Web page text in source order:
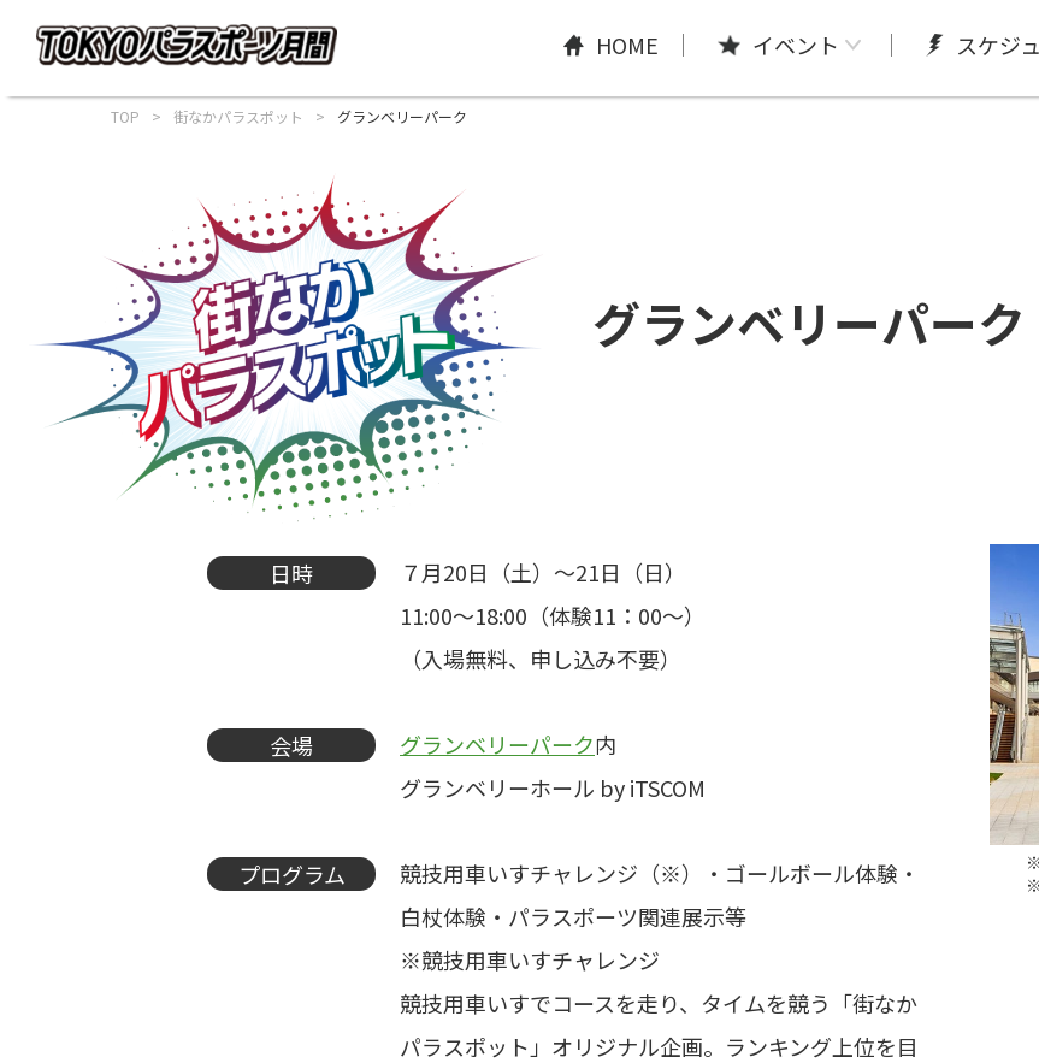
HOME イベント スケジ
TOP 街なかパラスポット グランベリーパーク
グランベリーパーク
日時
７月20日（土）～21日（日）
11:00～18:00（体験11：00～）
（入場無料、申し込み不要）
会場 グランベリーパーク内
グランベリーホール by iTSCOM
プログラム
競技用車いすチャレンジ（※）・ゴールボール体験・
白杖体験・パラスポーツ関連展示等
※競技用車いすチャレンジ
競技用車いすでコースを走り、タイムを競う「街なか
パラスポット」オリジナル企画。ランキング上位を目